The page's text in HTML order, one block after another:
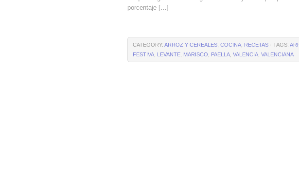
porcentaje […]
CATEGORY: ARROZ Y CEREALES COCINA RECETAS · TAGS:
FESTIVA LEVANTE MARISCO PAELLA VALENCIA VALENCIANA